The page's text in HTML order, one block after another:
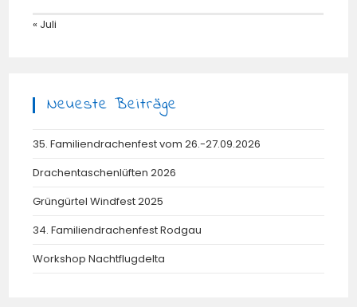
« Juli
Neueste Beiträge
35. Familiendrachenfest vom 26.-27.09.2026
Drachentaschenlüften 2026
Grüngürtel Windfest 2025
34. Familiendrachenfest Rodgau
Workshop Nachtflugdelta